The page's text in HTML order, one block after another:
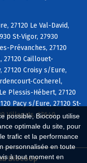
possible, Biocoop utilise
optimale du site, pour
trafic et la performance
personnalisée en toute
à tout moment en
27120 Le Val-David,
St-Vigor, 27930
Prévanches, 27120
27120 Caillouet-
27120 Croisy s/Eure,
Cocherel,
Plessis-Hébert, 27120
Pacy s/Eure, 27120 St-
Villegats, 27640
Biocoop